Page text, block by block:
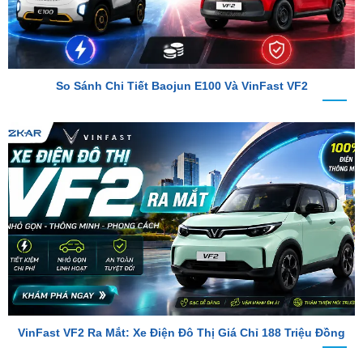
So Sánh Chi Tiết Baojun E100 Và VinFast VF2
VinFast VF2 Ra Mắt: Xe Điện Đô Thị Giá Chỉ 188 Triệu Đồng